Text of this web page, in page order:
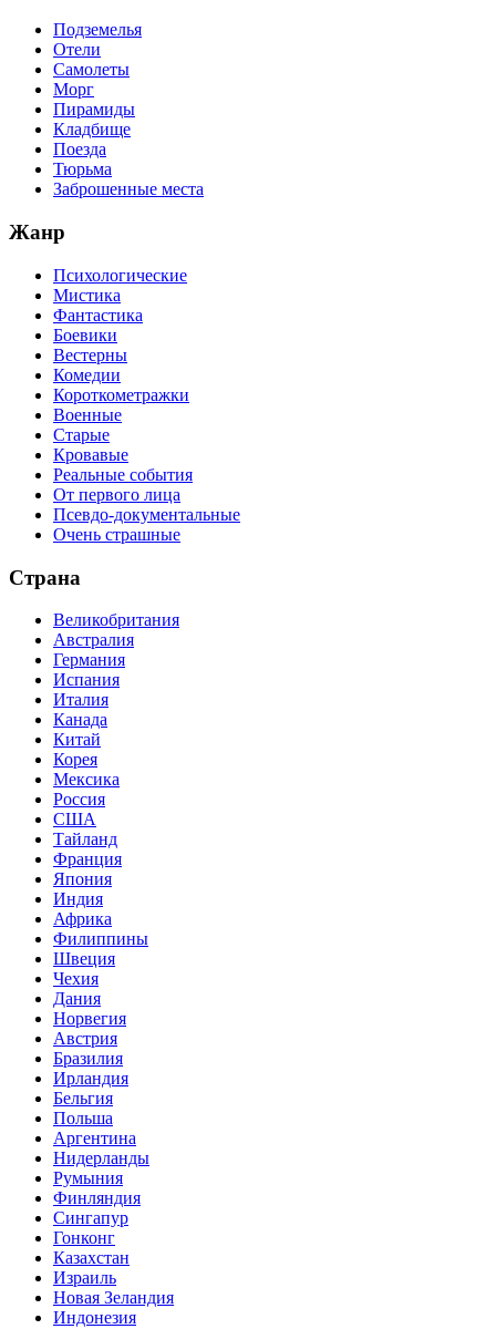
Подземелья
Отели
Самолеты
Морг
Пирамиды
Кладбище
Поезда
Тюрьма
Заброшенные места
Жанр
Психологические
Мистика
Фантастика
Боевики
Вестерны
Комедии
Короткометражки
Военные
Старые
Кровавые
Реальные события
От первого лица
Псевдо-документальные
Очень страшные
Страна
Великобритания
Австралия
Германия
Испания
Италия
Канада
Китай
Корея
Мексика
Россия
США
Тайланд
Франция
Япония
Индия
Африка
Филиппины
Швеция
Чехия
Дания
Норвегия
Австрия
Бразилия
Ирландия
Бельгия
Польша
Аргентина
Нидерланды
Румыния
Финляндия
Сингапур
Гонконг
Казахстан
Израиль
Новая Зеландия
Индонезия